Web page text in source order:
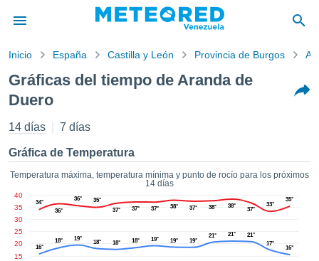
de
por
que la
calidad.
a este
las
y
Inicio España Castilla y León Provincia de Burgos
Gráficas del tiempo de Aranda de
Duero
14 días 7 días
Gráfica de Temperatura
Temperatura máxima, temperatura mínima y punto de rocío para los próximos
14 días
15
20
25
30
35
40
34°
36°
36°
35°
37°
37° 37° 38° 37° 38° 38°
37°
33°
35°
16°
18° 19°
18° 18° 18° 19° 19° 19°
21° 21°
21°
17°
16°